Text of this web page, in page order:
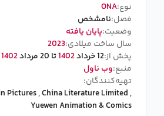
نوع:ONA
فصل:نامشخص
وضعیت:پایان یافته
سال ساخت میلادی:2023
پخش از:12 خرداد 1402تا 20 مرداد
1402
منبع:وب ناول
تهیه‌کنندگان:
Pictures,China Literature Limited,
Yuewen Animation & Comics